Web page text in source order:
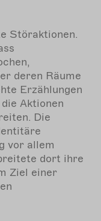
Störaktionen.
deren Räume
Erzählungen
Aktionen
Die
vor allem
dort ihre
Ziel einer